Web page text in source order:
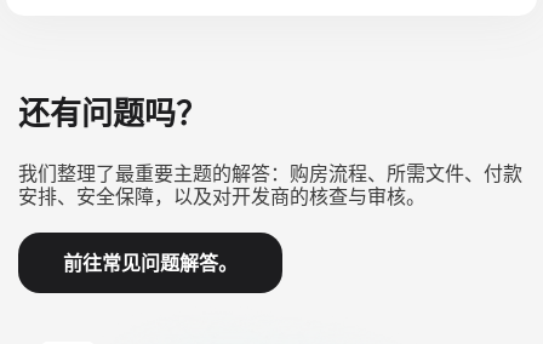
还有问题吗？
我们整理了最重要主题的解答：购房流程、所需文件、付款
安排、安全保障，以及对开发商的核查与审核。
前往常见问题解答。